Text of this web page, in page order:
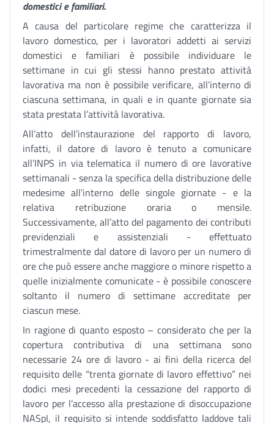
domestici e familiari.
A causa del particolare regime che caratterizza il
lavoro domestico, per i lavoratori addetti ai servizi
domestici e familiari è possibile individuare le
settimane in cui gli stessi hanno prestato attività
lavorativa ma non è possibile verificare, all’interno di
ciascuna settimana, in quali e in quante giornate sia
stata prestata l’attività lavorativa.
All’atto dell’instaurazione del rapporto di lavoro,
infatti, il datore di lavoro è tenuto a comunicare
all’INPS in via telematica il numero di ore lavorative
settimanali - senza la specifica della distribuzione delle
medesime all’interno delle singole giornate - e la
relativa retribuzione oraria o mensile.
Successivamente, all’atto del pagamento dei contributi
previdenziali e assistenziali - effettuato
trimestralmente dal datore di lavoro per un numero di
ore che può essere anche maggiore o minore rispetto a
quelle inizialmente comunicate - è possibile conoscere
soltanto il numero di settimane accreditate per
ciascun mese.
In ragione di quanto esposto – considerato che per la
copertura contributiva di una settimana sono
necessarie 24 ore di lavoro - ai fini della ricerca del
requisito delle “trenta giornate di lavoro effettivo” nei
dodici mesi precedenti la cessazione del rapporto di
lavoro per l’accesso alla prestazione di disoccupazione
NASpI, il requisito si intende soddisfatto laddove tali